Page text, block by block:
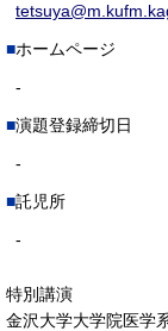
ホームページ
-
演題登録締切日
-
託児所
-
特別講演
金沢大学大学院医学